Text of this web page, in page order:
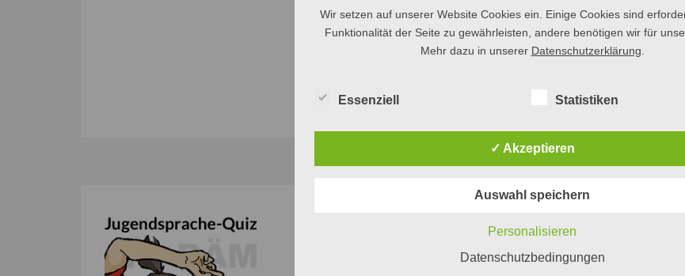
Wir setzen auf unserer Website Cookies ein. Einige Cookies sind
Funktionalität der Seite zu gewährleisten, andere benötigen wir für
Mehr dazu in unserer Datenschutzerklärung
Essenziell Statistiken
✓ Akzeptieren
Auswahl speichern
Personalisieren
Datenschutzbedingungen